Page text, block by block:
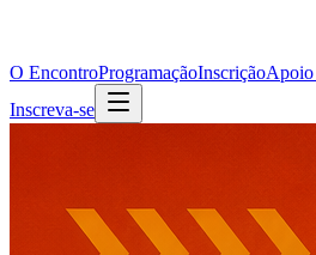
O EncontroProgramaçãoInscrição
Inscreva-se